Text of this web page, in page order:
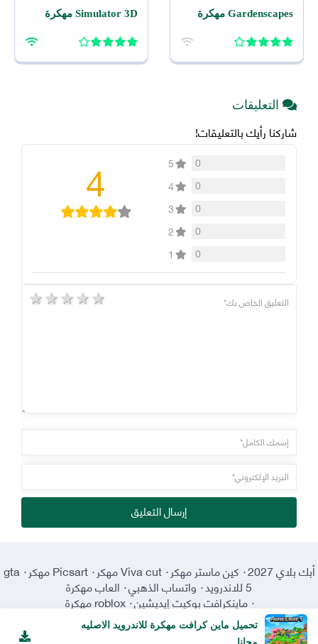
Gardenscapes مهكرة
Simulator 3D مهكرة
التعليقات
شاركنا رأيك بالتعليقات!
0
5
0
4
0
3
0
2
0
1
4
5 stars 4 stars 3 stars 2 stars 1 star
إرسال التعليق
تحميل ماين كرافت مهكرة للاندرويد الاصليه
أبك بلاي 2027 · كين ماستر مهكر·Viva cut مهكر ·Picsart مهكر ·
gta
5 للاندرويد ·واتساب الذهبي· العاب مهكرة
·ماينكرافت بوكيت إيديشين·roblox مهكرة